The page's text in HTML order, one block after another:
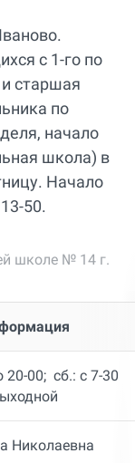
с 1-го по
старшая
по
начало
школа) в
Начало
50.
школе № 14 г.
20-00; сб.: с 7-30
Николаевна